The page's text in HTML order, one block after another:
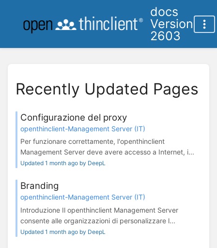
docs
Version
2603
Recently Updated Pages
Configurazione del proxy
openthinclient-Management Server (IT)
Per funzionare correttamente, l'openthinclient
Management Server deve avere accesso a Internet, i...
Updated 1 month ago by DeepL
Branding
openthinclient-Management Server (IT)
Introduzione Il openthinclient Management Server
consente alle organizzazioni di personalizzare l...
Updated 1 month ago by DeepL